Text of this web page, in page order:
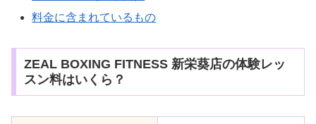
料金に含まれているもの
ZEAL BOXING FITNESS 新栄葵店の体験レッ
スン料はいくら？